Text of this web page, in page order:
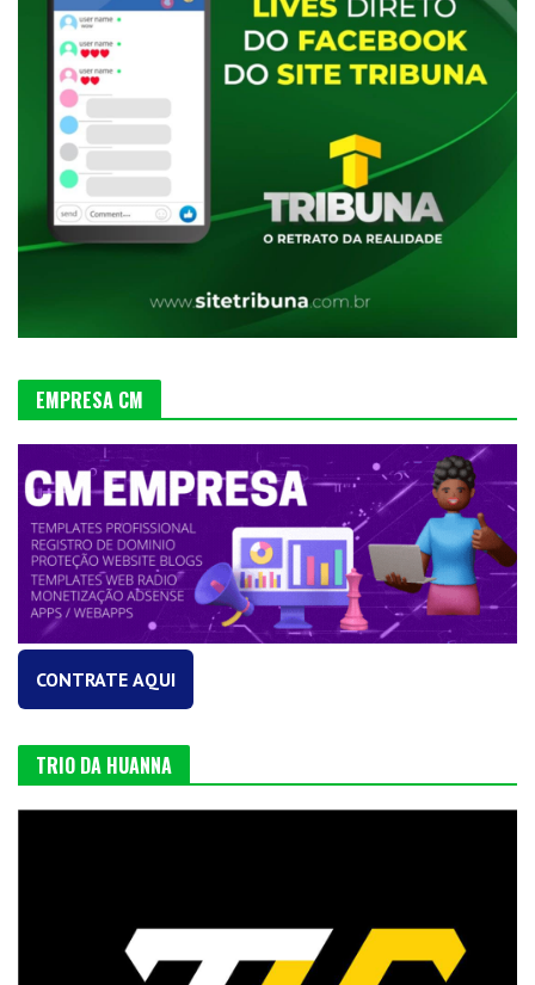
EMPRESA CM
CONTRATE AQUI
TRIO DA HUANNA